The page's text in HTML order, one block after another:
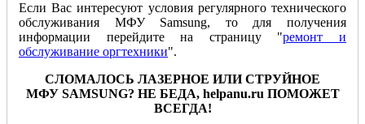
Если Вас интересуют условия регулярного технического
обслуживания МФУ Samsung, то для получения
информации перейдите на страницу "ремонт и
обслуживание оргтехники".
СЛОМАЛОСЬ ЛАЗЕРНОЕ ИЛИ СТРУЙНОЕ
МФУ SAMSUNG? НЕ БЕДА, helpanu.ru ПОМОЖЕТ
ВСЕГДА!